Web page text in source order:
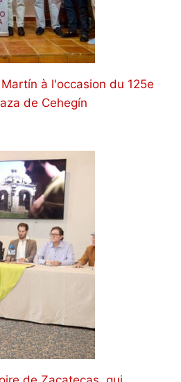
à l'occasion du 125e
de Cehegín